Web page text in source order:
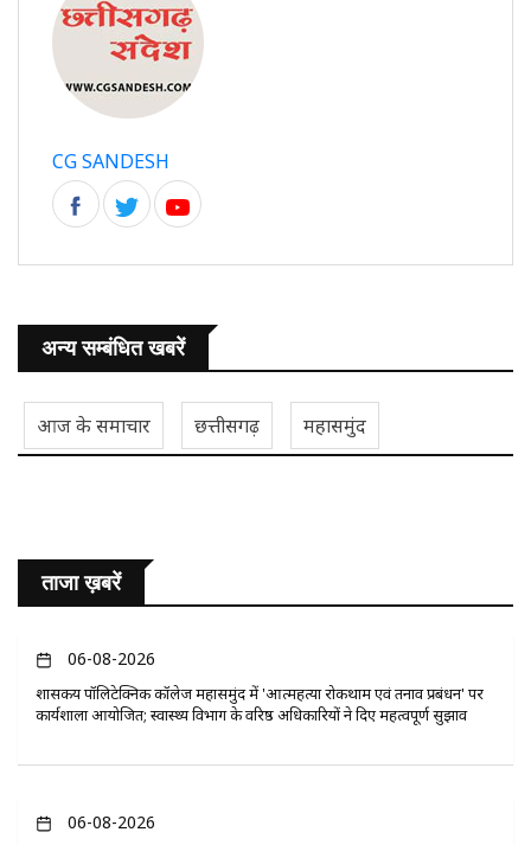
CG SANDESH
अन्य सम्बंधित खबरें
आज के समाचार छत्तीसगढ़ महासमुंद
ताजा ख़बरें
06-08-2026
​शासकीय पॉलिटेक्निक कॉलेज महासमुंद में 'आत्महत्या रोकथाम एवं तनाव प्रबंधन' पर
कार्यशाला आयोजित; स्वास्थ्य विभाग के वरिष्ठ अधिकारियों ने दिए महत्वपूर्ण सुझाव
06-08-2026